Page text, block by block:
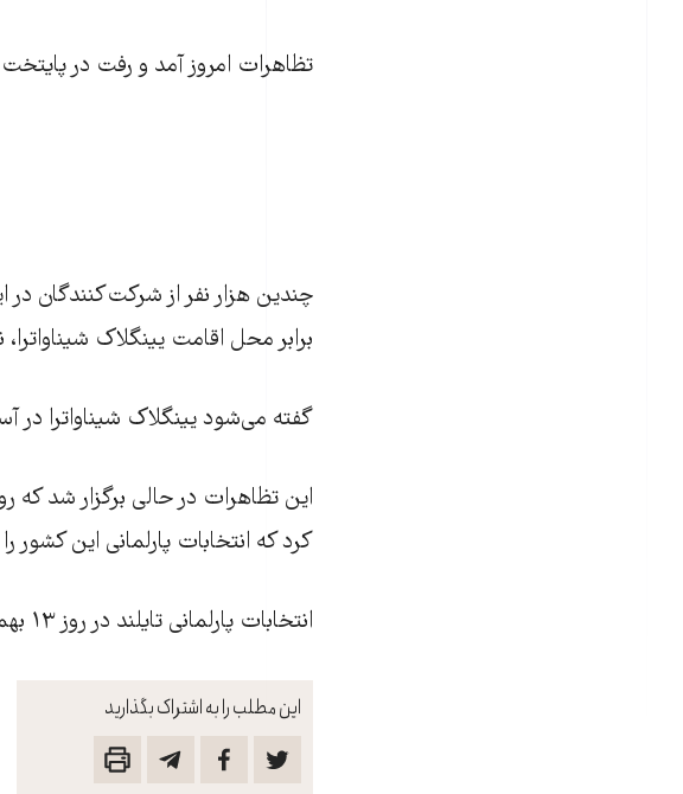
این مطلب را به اشتراک بگذارید
تظاهرات امروز آمد و رفت در پايتخت
چندين هزار نفر از شرکت‌کنندگان
برابر محل اقامت يينگلاک
گفته می‌شود يينگلاک شيناواترا در
اين تظاهرات در حالی برگزار شد که
کرد که انتخابات پارلمانی این کشور
انتخابات پارلمانی تایلند در روز ۱۳ بهمن‌ماه (دوم فوریه) برگزار خواهد شد.